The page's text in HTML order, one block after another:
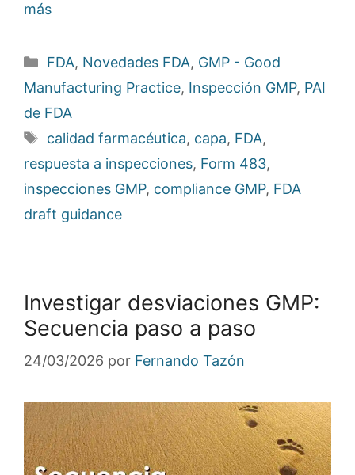
más
Categorías
FDA, Novedades FDA, GMP - Good
Manufacturing Practice, Inspección GMP, PAI
de FDA
Etiquetas
calidad farmacéutica, capa, FDA,
respuesta a inspecciones, Form 483,
inspecciones GMP, compliance GMP, FDA
draft guidance
Investigar desviaciones GMP:
Secuencia paso a paso
24/03/2026 por Fernando Tazón